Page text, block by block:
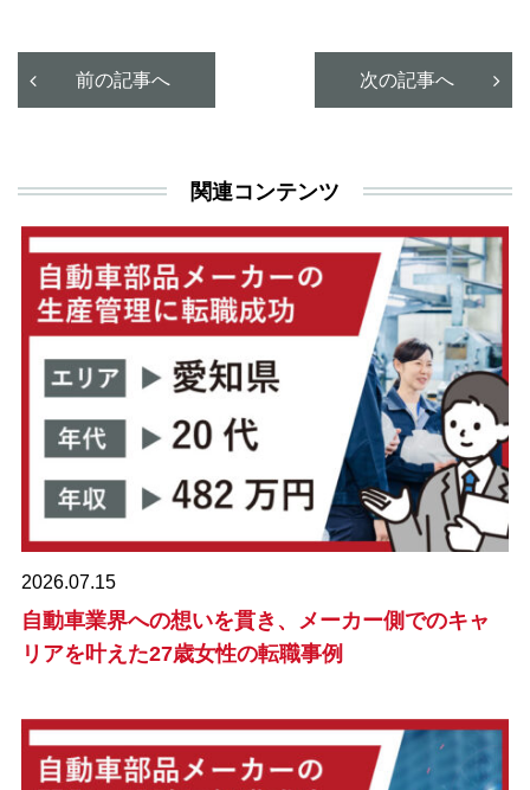
前の記事へ 次の記事へ
関連コンテンツ
2026.07.15
自動車業界への想いを貫き、メーカー側でのキャ
リアを叶えた27歳女性の転職事例